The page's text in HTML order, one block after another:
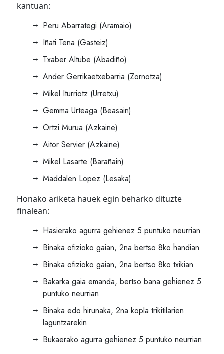
kantuan:
Peru Abarrategi (Aramaio)
Iñati Tena (Gasteiz)
Txaber Altube (Abadiño)
Ander Gerrikaetxebarria (Zornotza)
Mikel Iturriotz (Urretxu)
Gemma Urteaga (Beasain)
Ortzi Murua (Azkaine)
Aitor Servier (Azkaine)
Mikel Lasarte (Barañain)
Maddalen Lopez (Lesaka)
Honako ariketa hauek egin beharko dituzte
finalean:
Hasierako agurra gehienez 5 puntuko neurrian
Binaka ofizioko gaian, 2na bertso 8ko handian
Binaka ofizioko gaian, 2na bertso 8ko txikian
Bakarka gaia emanda, bertso bana gehienez 5
puntuko neurrian
Binaka edo hirunaka, 2na kopla trikitilarien
laguntzarekin
Bukaerako agurra gehienez 5 puntuko neurrian